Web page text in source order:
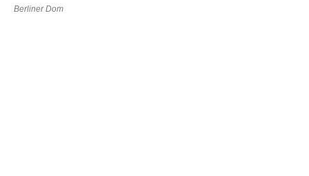
Berliner Dom